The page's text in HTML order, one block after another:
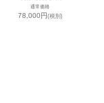
通常価格
78,000円(税別)